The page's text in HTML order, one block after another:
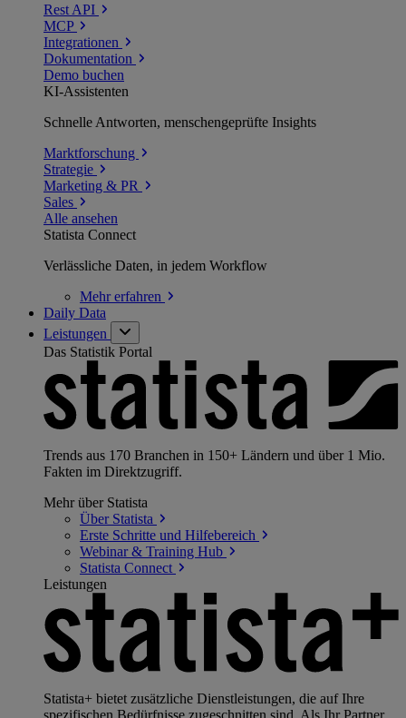
Rest API
MCP
Integrationen
Dokumentation
Demo buchen
KI-Assistenten
Schnelle Antworten, menschengeprüfte Insights
Marktforschung
Strategie
Marketing & PR
Sales
Alle ansehen
Statista Connect
Verlässliche Daten, in jedem Workflow
Mehrerfahren
Daily Data
Leistungen
Das Statistik Portal
Trends aus 170 Branchen in 150+ Ländern und über 1 Mio.
Fakten im Direktzugriff.
Mehr über Statista
Über Statista
Erste Schritte und Hilfebereich
Webinar & Training Hub
Statista Connect
Leistungen
Statista+ bietet zusätzliche Dienstleistungen, die auf Ihre
spezifischen Bedürfnisse zugeschnitten sind. Als Ihr Partner